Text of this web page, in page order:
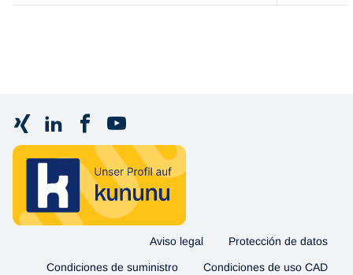
Aviso legal Protección de datos
Condiciones de suministro Condiciones de uso CAD